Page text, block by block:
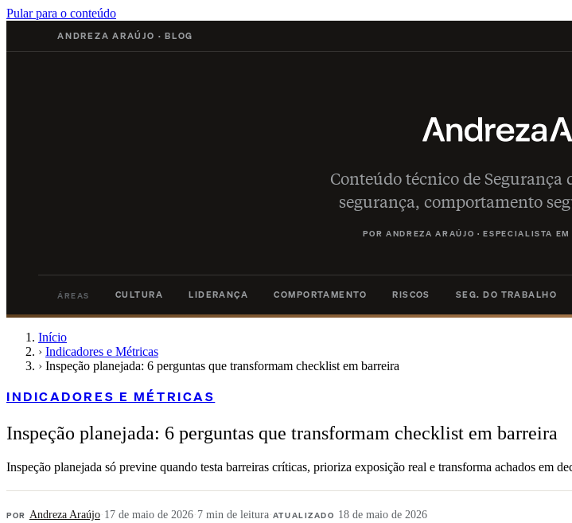
Pular para o conteúdo
ANDREZA ARAÚJO · BLOG
Conteúdo técnico de
segurança, comportamento
POR ANDREZA ARAÚJO · ESPECIALISTA
ÁREAS CULTURA LIDERANÇA COMPORTAMENTO RISCOS SEG. DO TRABALHO
Início
› Indicadores e Métricas
› Inspeção planejada: 6 perguntas que transformam checklist em barreira
INDICADORES E MÉTRICAS
Inspeção planejada: 6 perguntas que transformam checklist em barreira
Inspeção planejada só previne quando testa barreiras críticas, prioriza exposição real e transforma achados em
POR Andreza Araújo· 17 de maio de 2026· 7 min de leitura·ATUALIZADO 18 de maio de 2026